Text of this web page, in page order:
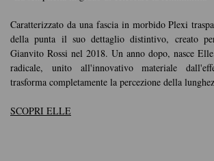
Caratterizzato da una fascia in morbido Plexi
della punta il suo dettaglio distintivo, creato
Gianvito Rossi nel 2018. Un anno dopo, nasce
radicale, unito all'innovativo materiale
trasforma completamente la percezione della
SCOPRI ELLE